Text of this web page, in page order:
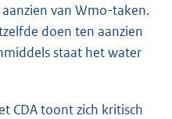
van Wmo-taken.
doen ten aanzien
staat het water
CDA toont zich kritisch